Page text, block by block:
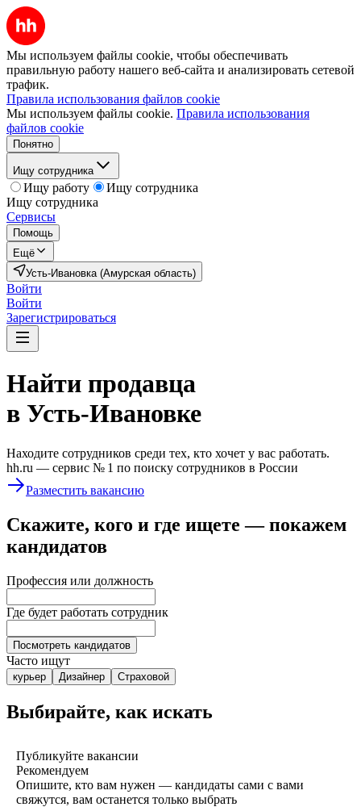
Мы используем файлы cookie, чтобы обеспечивать
правильную работу нашего веб-сайта и анализировать сетевой
трафик.
Правила использования файлов cookie
Мы используем файлы cookie. Правила использования
файлов cookie
Понятно
Ищу сотрудника
Ищу работу
Ищу сотрудника
Ищу сотрудника
Сервисы
Помощь
Ещё
Усть-Ивановка (Амурская область)
Войти
Войти
Зарегистрироваться
Найти продавца
в Усть-Ивановке
Находите сотрудников среди тех, кто хочет у вас работать.
hh.ru — сервис № 1 по поиску сотрудников в России
Разместить вакансию
Скажите, кого и где ищете — покажем
кандидатов
Профессия или должность
Где будет работать сотрудник
Посмотреть кандидатов
Часто ищут
курьер Дизайнер Страховой
Выбирайте, как искать
Публикуйте вакансии
Рекомендуем
Опишите, кто вам нужен — кандидаты сами с вами
свяжутся, вам останется только выбрать